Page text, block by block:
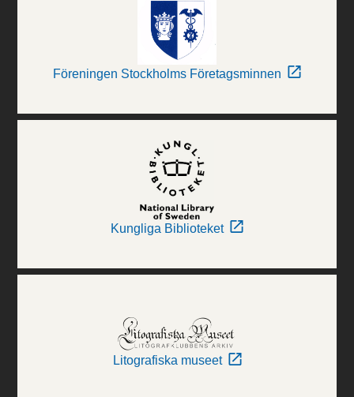
Föreningen Stockholms Företagsminnen
Kungliga Biblioteket
Litografiska museet